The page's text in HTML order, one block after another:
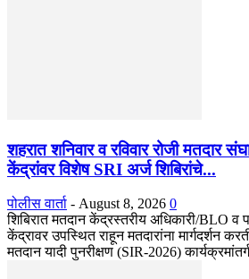
शहरात शनिवार व रविवार रोजी मतदार
केंद्रांवर विशेष SRI अर्ज शिबिरांचे...
पोलीस वार्ता - August 8, 2026 0
शिबिरात मतदान केंद्रस्तरीय अधिकारी/BLO व
केंद्रावर उपस्थित राहून मतदारांना मार्गदर्शन
मतदान यादी पुनरीक्षण (SIR-2026)